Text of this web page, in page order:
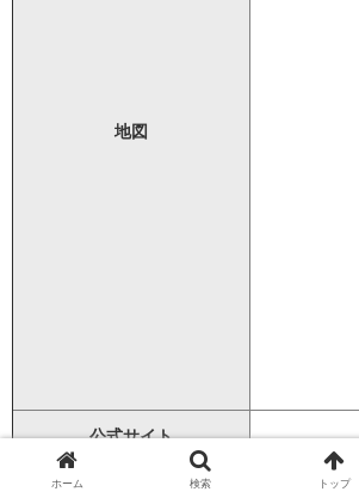
地図
公式サイト
ホーム 検索 トップ